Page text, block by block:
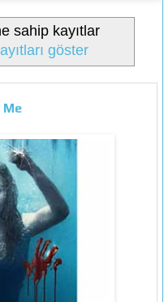
sahip kayıtlar
göster